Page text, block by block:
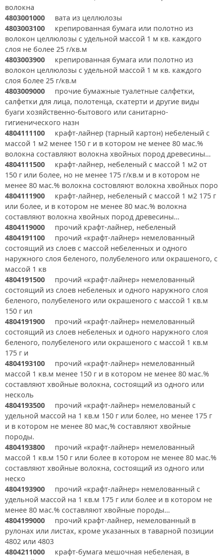
волокна
4803001000 вата из целлюлозы
4803003100 крепированная бумага или полотно из
волокон целлюлозы с удельной массой 1 м кв. каждого
слоя не более 25 г/кв.м
4803003900 крепированная бумага или полотно из
волокон целлюлозы с удельной массой 1 м кв. каждого
слоя более 25 г/кв.м
4803009000 прочие бумажные туалетные салфетки,
салфетки для лица, полотенца, скатерти и другие виды
буаги хозяйственно-бытового или санитарно-
гигиенического назн
4804111100 крафт-лайнер (тарный картон) небеленый с
массой 1 м2 менее 150 г и в котором не менее 80 мас.%
волокна составляют волокна хвойных пород древесины…
4804111500 крафт-лайнер, небеленый с массой 1 м2 от
150 г или более, но не менее 175 г/кв.м и в котором не
менее 80 мас.% волокна состовляют волокна хвойных поро
4804111900 крафт-лайнер, небеленый с массой 1 м2 175 г
или более, и в котором не менее 80 мас.% волокна
составляют волокна хвойных пород древесины…
4804119000 прочий крафт-лайнер, небеленый
4804191100 прочий «крафт-лайнер» немелованный
состоящий из слоев с массой небеленных и одного
наружного слоя беленого, полубеленого или окрашеного, с
массой 1 кв
4804191500 прочий «крафт-лайнер» немелованный
состоящий из слоев небеленых и одного наружного слоя
беленого, полубеленого или окрашеного с массой 1 кв.м
150 г ил
4804191900 прочий «крафт-лайнер» немелованный
состоящий из слоев небеленых и одного наружного слоя
беленого, полубеленого или окрашеного с массой 1 кв.м
175 г и
4804193100 прочий «крафт-лайнер» немелованный
массой 1 кв.м менее 150 г и в котором не менее 80 мас.%
составляют хвойные волокна, состоящий из одного или
несколь
4804193500 прочий «крафт-лайнер» немелованый с
удельной массой на 1 кв.м 150 г или более, но менее 175 г
и в котором не менее 80 мас,% составляют хвойные
породы.
4804193800 прочий «крафт-лайнер» немелованный
массой 1 кв.м 150 г или более в котором не менее 80 мас.%
составляют хвойные волокна, состоящий из одного или
неско
4804193900 прочий «крафт-лайнер» немелованный с
удельной массой на 1 кв.м 175 г или более и в котором не
менее 80 мас.% составляют хвойные породы…
4804199000 прочий крафт-лайнер, немелованный в
рулонах или листах, кроме указанных в таварной позиции
4802 или 4803
4804211000 крафт-бумага мешочная небеленая, в